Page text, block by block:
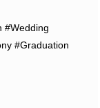
#Wedding
#Graduation